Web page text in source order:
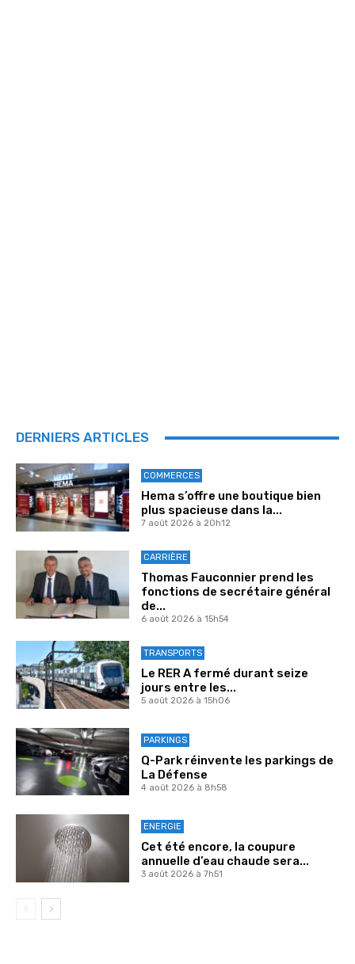
DERNIERS ARTICLES
COMMERCES
Hema s’offre une boutique bien
plus spacieuse dans la...
7 août 2026 à 20h12
CARRIÈRE
Thomas Fauconnier prend les
fonctions de secrétaire général
de...
6 août 2026 à 15h54
TRANSPORTS
Le RER A fermé durant seize
jours entre les...
5 août 2026 à 15h06
PARKINGS
Q-Park réinvente les parkings de
La Défense
4 août 2026 à 8h58
ENERGIE
Cet été encore, la coupure
annuelle d’eau chaude sera...
3 août 2026 à 7h51